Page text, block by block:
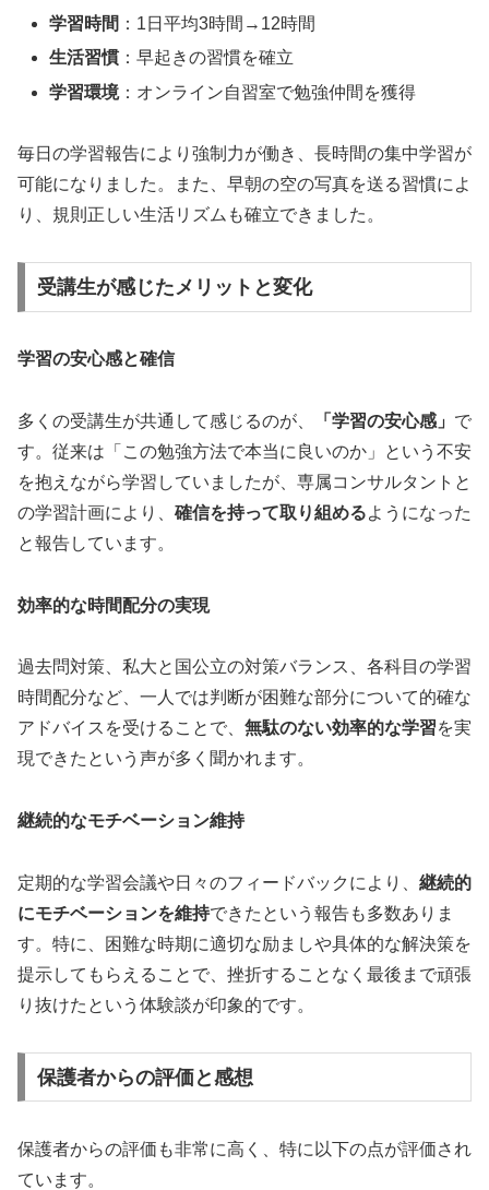
学習時間 ：1日平均3時間→12時間
生活習慣 ：早起きの習慣を確立
学習環境：オンライン自習室で勉強仲間を獲得
毎日の学習報告により強制力が働き、長時間の集中学習が
可能になりました。また、早朝の空の写真を送る習慣によ
り、規則正しい生活リズムも確立できました。
受講生が感じたメリットと変化
学習の安心感と確信
多くの受講生が共通して感じるのが、 「学習の安心感」 で
す。従来は「この勉強方法で本当に良いのか」という不安
を抱えながら学習していましたが、専属コンサルタントと
の学習計画により、 確信を持って取り組めるようになった
と報告しています。
効率的な時間配分の実現
過去問対策、私大と国公立の対策バランス、各科目の学習
時間配分など、一人では判断が困難な部分について的確な
アドバイスを受けることで、 無駄のない効率的な学習を実
現できたという声が多く聞かれます。
継続的なモチベーション維持
定期的な学習会議や日々のフィードバックにより、 継続的
にモチベーションを維持できたという報告も多数ありま
す。特に、困難な時期に適切な励ましや具体的な解決策を
提示してもらえることで、挫折することなく最後まで頑張
り抜けたという体験談が印象的です。
保護者からの評価と感想
保護者からの評価も非常に高く、特に以下の点が評価され
ています。